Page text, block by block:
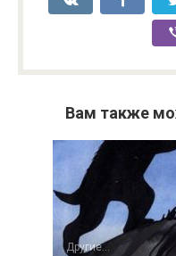
Вам также
Другие...